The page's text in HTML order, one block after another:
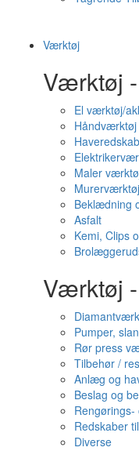
Værktøj
Værktøj
El værktøj/
Håndværktøj
Maler
Murerværktøj
Beklædning
Asfalt
Kemi, Clips
Værktøj
Pumper,
Rør press
Tilbehør /
Anlæg og
Beslag og
Redskaber
Diverse